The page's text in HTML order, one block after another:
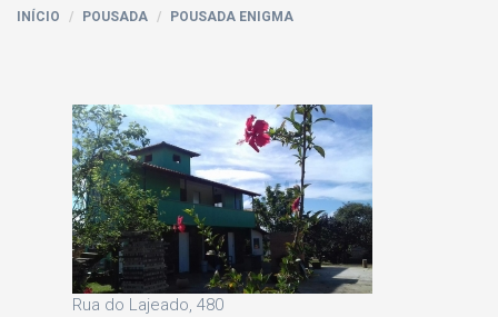
INÍCIO POUSADA POUSADA ENIGMA
Rua do Lajeado, 480